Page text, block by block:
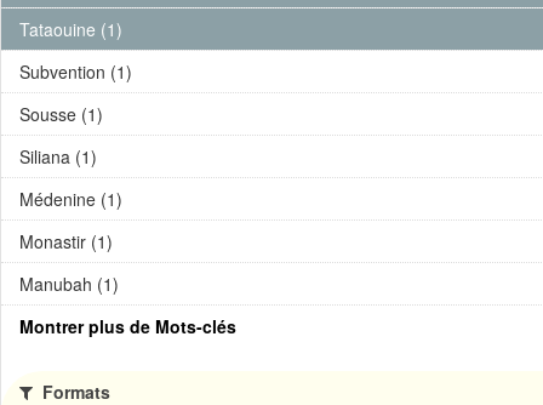
Tataouine (1)
Subvention (1)
Sousse (1)
Siliana (1)
Médenine (1)
Monastir (1)
Manubah (1)
Montrer plus de Mots-clés
Formats